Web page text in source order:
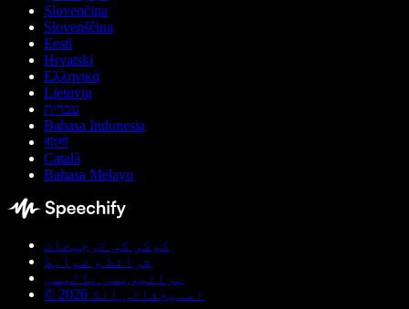
Slovenčina
Slovenščina
Eesti
Hrvatski
Ελληνικά
Lietuvių
עברית
Bahasa Indonesia
বাংলা
Català
Bahasa Melayu
کوکی کی ترجیحات
شرائط و ضوابط
پرائیویسی پالیسی
© اسپیچفائی انک 2026